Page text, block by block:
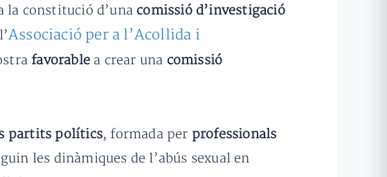
la constitució d’una comissió d’investigació
Associació per a l’Acollida i
favorable a crear una comissió
partits polítics, formada per professionals
les dinàmiques de l’abús sexual en